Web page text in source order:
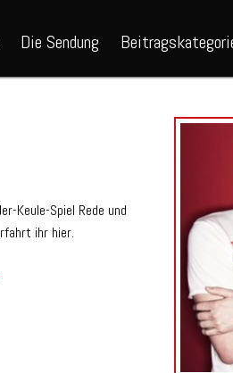
Die Sendung
Keule-Spiel Rede und
ihr hier.